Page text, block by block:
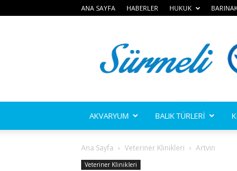
ANA SAYFA HABERLER HUKUK
AKVARYUM BALIK TÜRLERİ
Ana Sayfa Veteriner Klinikleri Artvin
Veteriner Klinikleri